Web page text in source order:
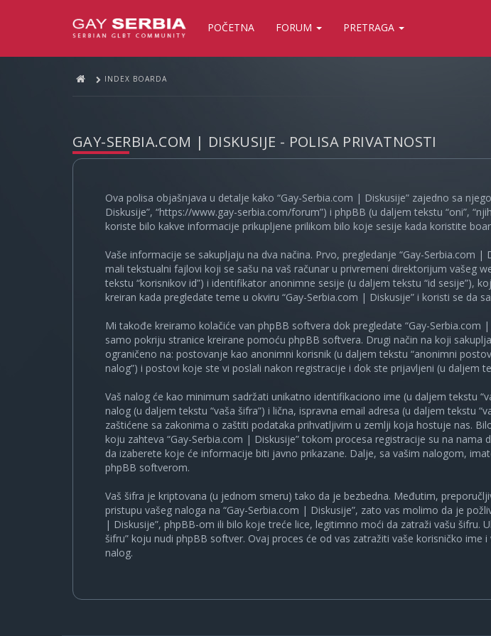
POČETNA FORUM PRETRAGA
INDEX BOARDA
GAY-SERBIA.COM | DISKUSIJE - POLISA PRIVATNOSTI
Ova polisa objašnjava u detalje kako “Gay-Serbia.com | Diskusije” zajedno sa
Diskusije”, “https://www.gay-serbia.com/forum”) i phpBB (u daljem tekstu “oni”,
koriste bilo kakve informacije prikupljene prilikom bilo koje sesije kada koristite
Vaše informacije se sakupljaju na dva načina. Prvo, pregledanje “Gay-
mali tekstualni fajlovi koji se sašu na vaš računar u privremeni direktorijum vašeg
tekstu “korisnikov id”) i identifikator anonimne sesije (u daljem tekstu “id sesije”),
kreiran kada pregledate teme u okviru “Gay-Serbia.com | Diskusije” i koristi se
Mi takođe kreiramo kolačiće van phpBB softvera dok pregledate “Gay-
samo pokriju stranice kreirane pomoću phpBB softvera. Drugi način na koji
ograničeno na: postovanje kao anonimni korisnik (u daljem tekstu “anonimni
nalog”) i postovi koje ste vi poslali nakon registracije i dok ste prijavljeni (u daljem
Vaš nalog će kao minimum sadržati unikatno identifikaciono ime (u daljem tekstu
nalog (u daljem tekstu “vaša šifra”) i lična, ispravna email adresa (u daljem tekstu
zaštićene sa zakonima o zaštiti podataka prihvatljivim u zemlji koja hostuje nas.
koju zahteva “Gay-Serbia.com | Diskusije” tokom procesa registracije su na
da izaberete koje će informacije biti javno prikazane. Dalje, sa vašim nalogom,
phpBB softverom.
Vaš šifra je kriptovana (u jednom smeru) tako da je bezbedna. Međutim,
pristupu vašeg naloga na “Gay-Serbia.com | Diskusije”, zato vas molimo da je
| Diskusije”, phpBB-om ili bilo koje treće lice, legitimno moći da zatraži vašu
šifru” koju nudi phpBB softver. Ovaj proces će od vas zatražiti vaše korisničko
nalog.